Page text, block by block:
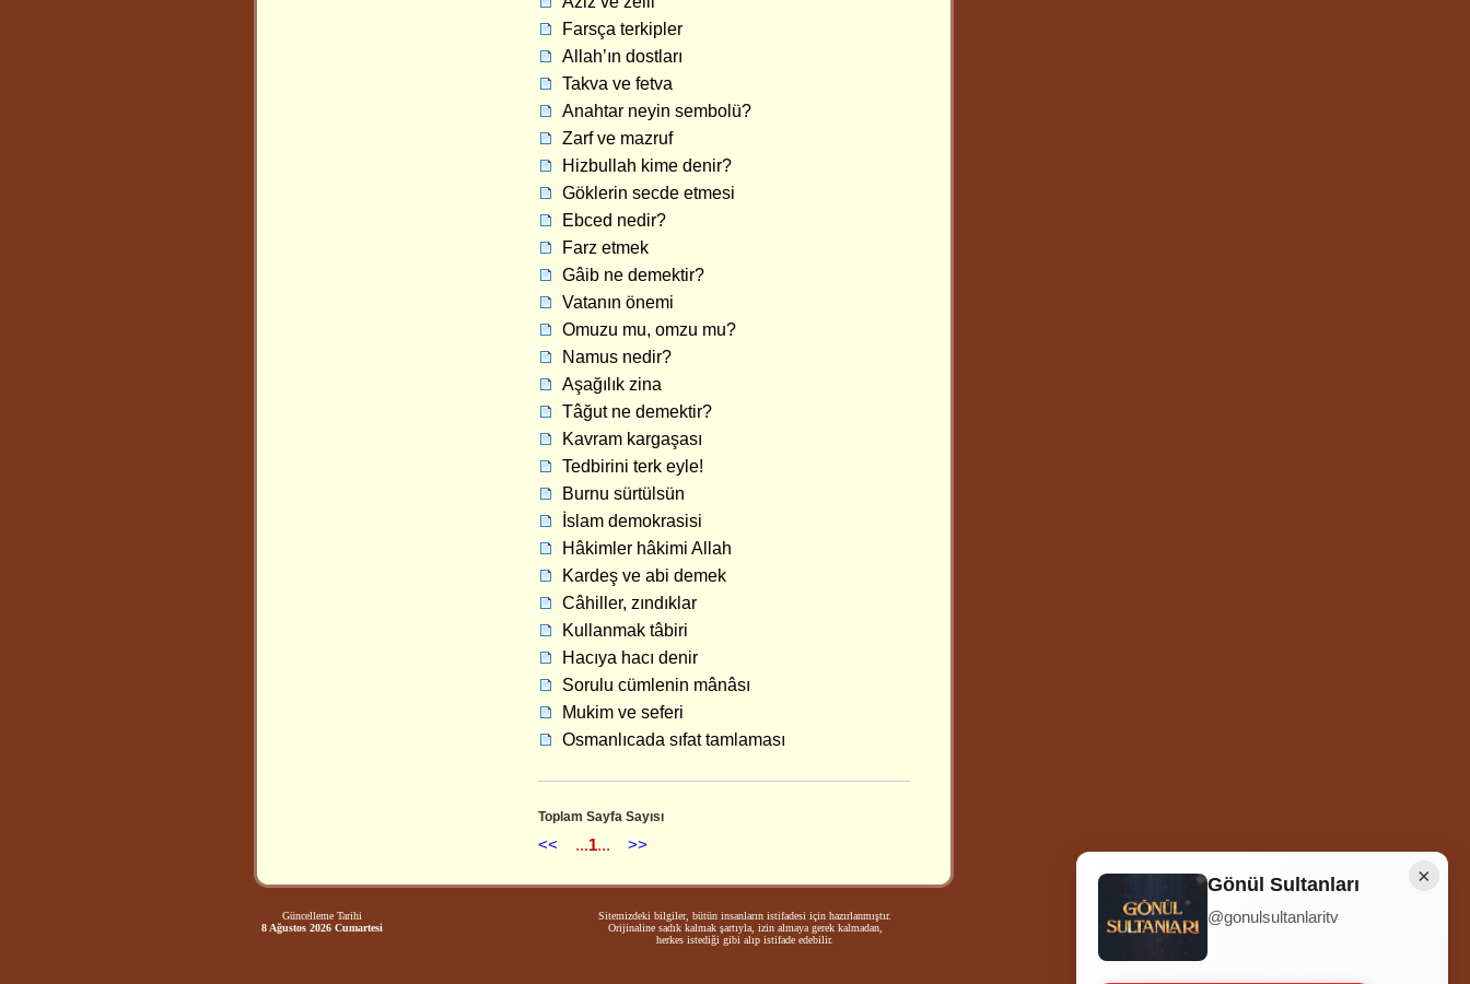
Farsça terkipler
Allah’ın dostları
Takva ve fetva
Anahtar neyin sembolü?
Zarf ve mazruf
Hizbullah kime denir?
Göklerin secde etmesi
Ebced nedir?
Farz etmek
Gâib ne demektir?
Vatanın önemi
Omuzu mu, omzu mu?
Namus nedir?
Aşağılık zina
Tâğut ne demektir?
Kavram kargaşası
Tedbirini terk eyle!
Burnu sürtülsün
İslam demokrasisi
Hâkimler hâkimi Allah
Kardeş ve abi demek
Câhiller, zındıklar
Kullanmak tâbiri
Hacıya hacı denir
Sorulu cümlenin mânâsı
Mukim ve seferi
Osmanlıcada sıfat tamlaması
Toplam Sayfa Sayısı
<< ...1... >>
Güncelleme Tarihi
8 Ağustos 2026 Cumartesi
Sitemizdeki bilgiler, bütün insanların istifadesi için hazırlanmıştır.
Orijinaline sadık kalmak şartıyla, izin almaya gerek kalmadan,
herkes istediği gibi alıp istifade edebilir.
Ziyaretçi Sayısı
252.012.652
İhlas Net
×
Gönül Sultanları
@gonulsultanlaritv